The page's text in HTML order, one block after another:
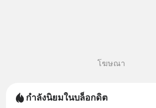
โฆษณา
กำลังนิยมในบล็อกดิต